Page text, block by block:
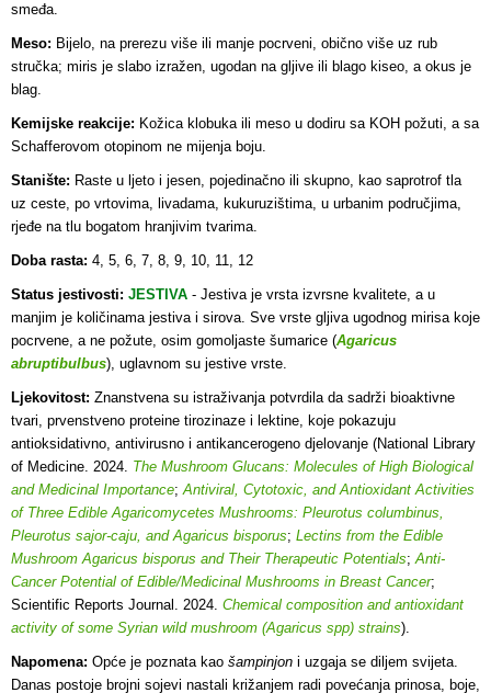
smeđa.
Meso: Bijelo, na prerezu više ili manje pocrveni, obično više uz rub
stručka; miris je slabo izražen, ugodan na gljive ili blago kiseo, a okus je
blag.
Kemijske reakcije: Kožica klobuka ili meso u dodiru sa KOH požuti, a sa
Schafferovom otopinom ne mijenja boju.
Stanište: Raste u ljeto i jesen, pojedinačno ili skupno, kao saprotrof tla
uz ceste, po vrtovima, livadama, kukuruzištima, u urbanim područjima,
rjeđe na tlu bogatom hranjivim tvarima.
Doba rasta: 4, 5, 6, 7, 8, 9, 10, 11, 12
Status jestivosti: JESTIVA - Jestiva je vrsta izvrsne kvalitete, a u
manjim je količinama jestiva i sirova. Sve vrste gljiva ugodnog mirisa koje
pocrvene, a ne požute, osim gomoljaste šumarice (Agaricus
abruptibulbus), uglavnom su jestive vrste.
Ljekovitost: Znanstvena su istraživanja potvrdila da sadrži bioaktivne
tvari, prvenstveno proteine tirozinaze i lektine, koje pokazuju
antioksidativno, antivirusno i antikancerogeno djelovanje (National Library
of Medicine. 2024. The Mushroom Glucans: Molecules of High Biological
and Medicinal Importance;Antiviral, Cytotoxic, and Antioxidant Activities
of Three Edible Agaricomycetes Mushrooms: Pleurotus columbinus,
Pleurotus sajor-caju, and Agaricus bisporus; Lectins from the Edible
Mushroom Agaricus bisporus and Their Therapeutic Potentials;Anti-
Cancer Potential of Edible/Medicinal Mushrooms in Breast Cancer;
Scientific Reports Journal. 2024. Chemical composition and antioxidant
activity of some Syrian wild mushroom (Agaricus spp) strains).
Napomena: Opće je poznata kao šampinjon i uzgaja se diljem svijeta.
Danas postoje brojni sojevi nastali križanjem radi povećanja prinosa, boje,